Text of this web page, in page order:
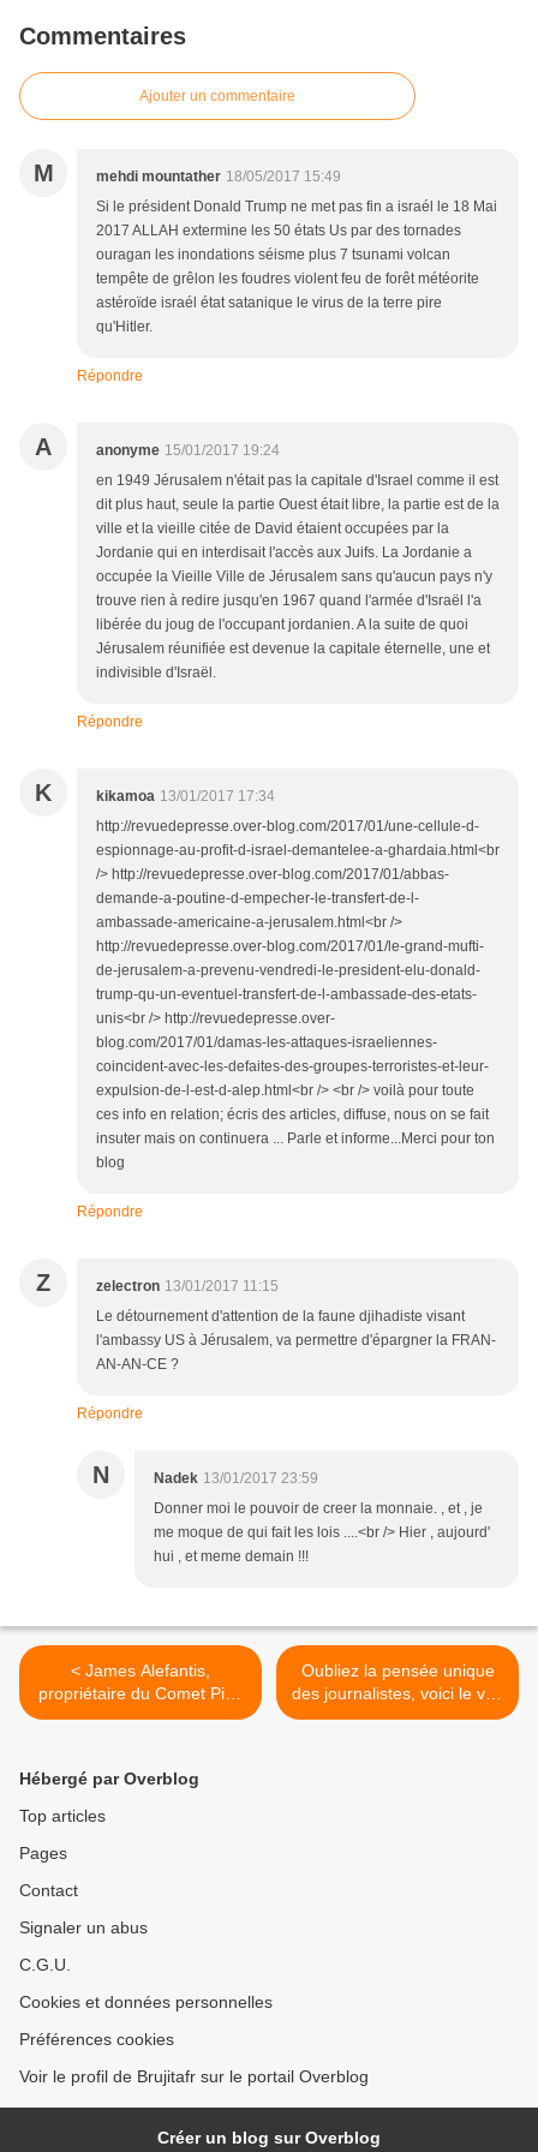
Commentaires
Ajouter un commentaire
M mehdi mountather 18/05/2017 15:49
Si le président Donald Trump ne met pas fin a israél le 18 Mai
2017 ALLAH extermine les 50 états Us par des tornades
ouragan les inondations séisme plus 7 tsunami volcan
tempête de grêlon les foudres violent feu de forêt météorite
astéroïde israél état satanique le virus de la terre pire
qu'Hitler.
Répondre
A anonyme 15/01/2017 19:24
en 1949 Jérusalem n'était pas la capitale d'Israel comme il est
dit plus haut, seule la partie Ouest était libre, la partie est de la
ville et la vieille citée de David étaient occupées par la
Jordanie qui en interdisait l'accès aux Juifs. La Jordanie a
occupée la Vieille Ville de Jérusalem sans qu'aucun pays n'y
trouve rien à redire jusqu'en 1967 quand l'armée d'Israël l'a
libérée du joug de l'occupant jordanien. A la suite de quoi
Jérusalem réunifiée est devenue la capitale éternelle, une et
indivisible d'Israël.
Répondre
K kikamoa 13/01/2017 17:34
http://revuedepresse.over-blog.com/2017/01/une-cellule-d-
espionnage-au-profit-d-israel-demantelee-a-ghardaia.html<br
/> http://revuedepresse.over-blog.com/2017/01/abbas-
demande-a-poutine-d-empecher-le-transfert-de-l-
ambassade-americaine-a-jerusalem.html<br />
http://revuedepresse.over-blog.com/2017/01/le-grand-mufti-
de-jerusalem-a-prevenu-vendredi-le-president-elu-donald-
trump-qu-un-eventuel-transfert-de-l-ambassade-des-etats-
unis<br /> http://revuedepresse.over-
blog.com/2017/01/damas-les-attaques-israeliennes-
coincident-avec-les-defaites-des-groupes-terroristes-et-leur-
expulsion-de-l-est-d-alep.html<br /> <br /> voilà pour toute
ces info en relation; écris des articles, diffuse, nous on se fait
insuter mais on continuera ... Parle et informe...Merci pour ton
blog
Répondre
Z zelectron 13/01/2017 11:15
Le détournement d'attention de la faune djihadiste visant
l'ambassy US à Jérusalem, va permettre d'épargner la FRAN-
AN-AN-CE ?
Répondre
N Nadek 13/01/2017 23:59
Donner moi le pouvoir de creer la monnaie. , et , je
me moque de qui fait les lois ....<br /> Hier , aujourd'
hui , et meme demain !!!
< James Alefantis,
propriétaire du Comet Ping
Pong pizza, a été reçu au
personnellement par
Obama et sa femme
Oubliez la pensée unique
des journalistes, voici le vrai
bilan des années Obama >
Hébergé par Overblog
Top articles
Pages
Contact
Signaler un abus
C.G.U.
Cookies et données personnelles
Préférences cookies
Voir le profil de Brujitafr sur le portail Overblog
Créer un blog sur Overblog